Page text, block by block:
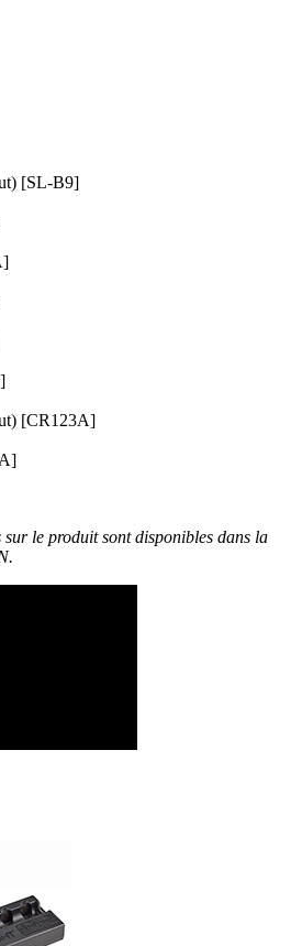
[SL-B9]
[CR123A]
le produit sont disponibles dans la